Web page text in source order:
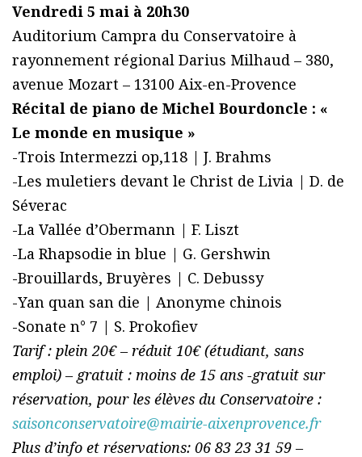
Vendredi 5 mai à 20h30
Auditorium Campra du Conservatoire à
rayonnement régional Darius Milhaud – 380,
avenue Mozart – 13100 Aix-en-Provence
Récital de piano de Michel Bourdoncle : «
Le monde en musique »
-Trois Intermezzi op,118 | J. Brahms
-Les muletiers devant le Christ de Livia | D. de
Séverac
-La Vallée d’Obermann | F. Liszt
-La Rhapsodie in blue | G. Gershwin
-Brouillards, Bruyères | C. Debussy
-Yan quan san die | Anonyme chinois
-Sonate n° 7 | S. Prokofiev
Tarif : plein 20€ – réduit 10€ (étudiant, sans
emploi) – gratuit : moins de 15 ans -gratuit sur
réservation, pour les élèves du Conservatoire :
saisonconservatoire@mairie-aixenprovence.fr
Plus d’info et réservations: 06 83 23 31 59 –